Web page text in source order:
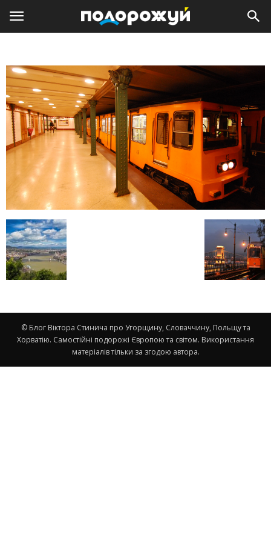
© Блог Віктора Стинича про Угорщину, Словаччину, Польщу та
Хорватію. Самостійні подорожі Європою та світом. Використання
матеріалів тільки за згодою автора.